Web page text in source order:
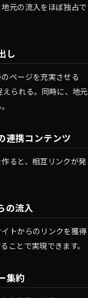
元の流入をほぼ独占で
し
ページを充実させる
られる。同時に、地元
連携コンテンツ
ると、相互リンクが発
の流入
トからのリンクを獲得
ことで実現できます。
集約